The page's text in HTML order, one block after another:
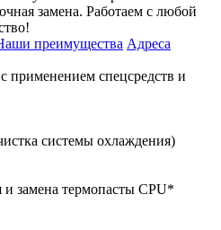
замена. Работаем с любой
преимущества Адреса
применением спецсредств и
системы охлаждения)
замена термопасты CPU*